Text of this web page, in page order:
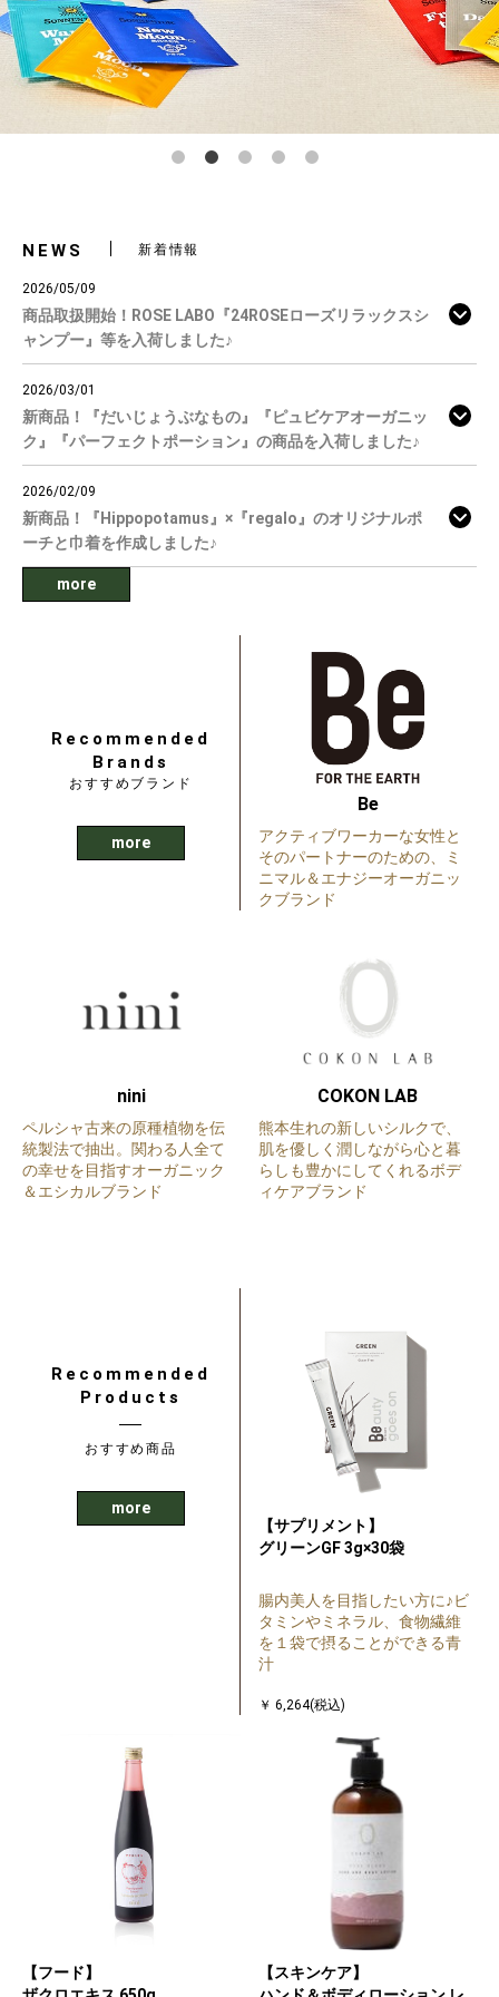
NEWS 新着情報
2026/05/09
商品取扱開始！ROSE LABO『24ROSEローズリラックスシ
ャンプー』等を入荷しました♪
2026/03/01
新商品！『だいじょうぶなもの』『ピュビケアオーガニッ
ク』『パーフェクトポーション』の商品を入荷しました♪
2026/02/09
新商品！『Hippopotamus』×『regalo』のオリジナルポ
ーチと巾着を作成しました♪
more
Recommended
Brands
おすすめブランド
more
Be
アクティブワーカーな女性と
そのパートナーのための、ミ
ニマル＆エナジーオーガニッ
クブランド
nini
ペルシャ古来の原種植物を伝
統製法で抽出。関わる人全て
の幸せを目指すオーガニック
＆エシカルブランド
COKON LAB
熊本生れの新しいシルクで、
肌を優しく潤しながら心と暮
らしも豊かにしてくれるボデ
ィケアブランド
Recommended
Products
おすすめ商品
more
【サプリメント】
グリーンGF 3g×30袋
腸内美人を目指したい方に♪ビ
タミンやミネラル、食物繊維
を１袋で摂ることができる青
汁
￥ 6,264(税込)
【フード】
【スキンケア】